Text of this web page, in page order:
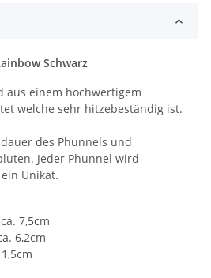
Schwarz
aus einem hochwertigem
welche sehr hitzebeständig ist.
des Phunnels und
Jeder Phunnel wird
Unikat.
7,5cm
6,2cm